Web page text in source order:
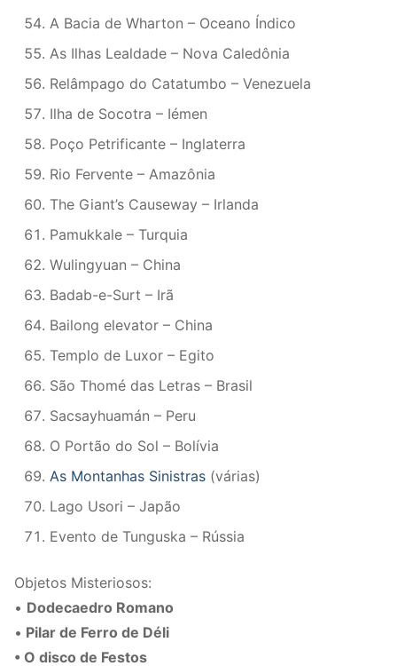
A Bacia de Wharton – Oceano Índico
As Ilhas Lealdade – Nova Caledônia
Relâmpago do Catatumbo – Venezuela
Ilha de Socotra – Iémen
Poço Petrificante – Inglaterra
Rio Fervente – Amazônia
The Giant’s Causeway – Irlanda
Pamukkale – Turquia
Wulingyuan – China
Badab-e-Surt – Irã
Bailong elevator – China
Templo de Luxor – Egito
São Thomé das Letras – Brasil
Sacsayhuamán – Peru
O Portão do Sol – Bolívia
As Montanhas Sinistras (várias)
Lago Usori – Japão
Evento de Tunguska – Rússia
Objetos Misteriosos:
• Dodecaedro Romano
• Pilar de Ferro de Déli
• O disco de Festos